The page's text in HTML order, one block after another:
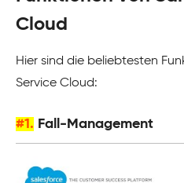
Cloud
Hier sind die beliebtesten
Service Cloud:
#1. Fall-Management